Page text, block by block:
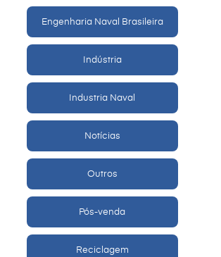
Engenharia Naval Brasileira
Indústria
Industria Naval
Notícias
Outros
Pós-venda
Reciclagem